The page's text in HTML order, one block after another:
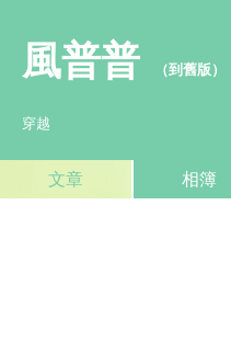
風普普 （到舊版 ）
穿越
文章 相簿